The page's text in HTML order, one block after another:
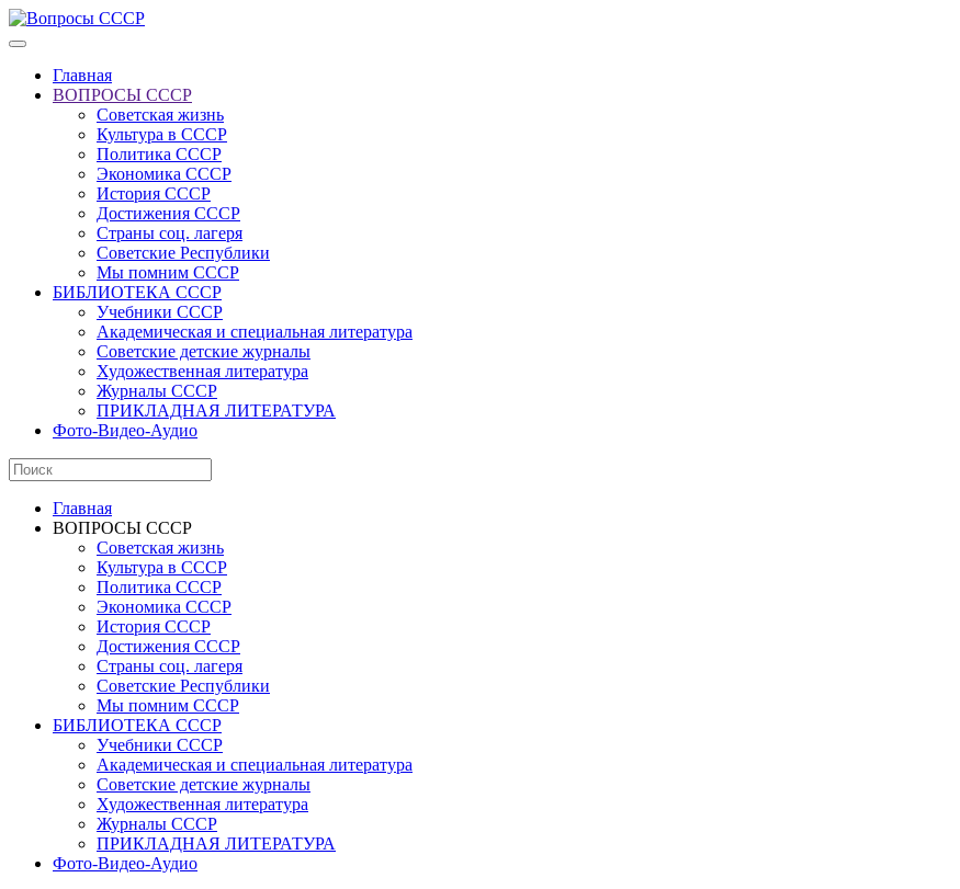
Главная
ВОПРОСЫ СССР
Советская жизнь
Культура в СССР
Политика СССР
Экономика СССР
История СССР
Достижения СССР
Страны соц. лагеря
Советские Республики
Мы помним СССР
БИБЛИОТЕКА СССР
Учебники СССР
Академическая и специальная литература
Советские детские журналы
Художественная литература
Журналы СССР
ПРИКЛАДНАЯ ЛИТЕРАТУРА
Фото-Видео-Аудио
Главная
ВОПРОСЫ СССР
Советская жизнь
Культура в СССР
Политика СССР
Экономика СССР
История СССР
Достижения СССР
Страны соц. лагеря
Советские Республики
Мы помним СССР
БИБЛИОТЕКА СССР
Учебники СССР
Академическая и специальная литература
Советские детские журналы
Художественная литература
Журналы СССР
ПРИКЛАДНАЯ ЛИТЕРАТУРА
Фото-Видео-Аудио